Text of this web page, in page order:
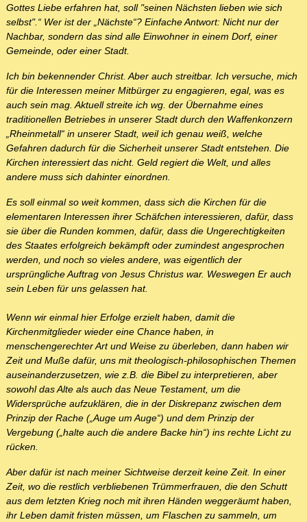
Gottes Liebe erfahren hat, soll "seinen Nächsten lieben wie sich
selbst".“ Wer ist der „Nächste“? Einfache Antwort: Nicht nur der
Nachbar, sondern das sind alle Einwohner in einem Dorf, einer
Gemeinde, oder einer Stadt.
Ich bin bekennender Christ. Aber auch streitbar. Ich versuche, mich
für die Interessen meiner Mitbürger zu engagieren, egal, was es
auch sein mag. Aktuell streite ich wg. der Übernahme eines
traditionellen Betriebes in unserer Stadt durch den Waffenkonzern
„Rheinmetall“ in unserer Stadt, weil ich genau weiß, welche
Gefahren dadurch für die Sicherheit unserer Stadt entstehen. Die
Kirchen interessiert das nicht. Geld regiert die Welt, und alles
andere muss sich dahinter einordnen.
Es soll einmal so weit kommen, dass sich die Kirchen für die
elementaren Interessen ihrer Schäfchen interessieren, dafür, dass
sie über die Runden kommen, dafür, dass die Ungerechtigkeiten
des Staates erfolgreich bekämpft oder zumindest angesprochen
werden, und noch so vieles andere, was eigentlich der
ursprüngliche Auftrag von Jesus Christus war. Weswegen Er auch
sein Leben für uns gelassen hat.
Wenn wir einmal hier Erfolge erzielt haben, damit die
Kirchenmitglieder wieder eine Chance haben, in
menschengerechter Art und Weise zu überleben, dann haben wir
Zeit und Muße dafür, uns mit theologisch-philosophischen Themen
auseinanderzusetzen, wie z.B. die Bibel zu interpretieren, aber
sowohl das Alte als auch das Neue Testament, um die
Widersprüche aufzuklären, die in der Diskrepanz zwischen dem
Prinzip der Rache („Auge um Auge“) und dem Prinzip der
Vergebung („halte auch die andere Backe hin“) ins rechte Licht zu
rücken.
Aber dafür ist nach meiner Sichtweise derzeit keine Zeit. In einer
Zeit, wo die restlich verbliebenen Trümmerfrauen, die den Schutt
aus dem letzten Krieg noch mit ihren Händen weggeräumt haben,
ihr Leben damit fristen müssen, um Flaschen zu sammeln, um